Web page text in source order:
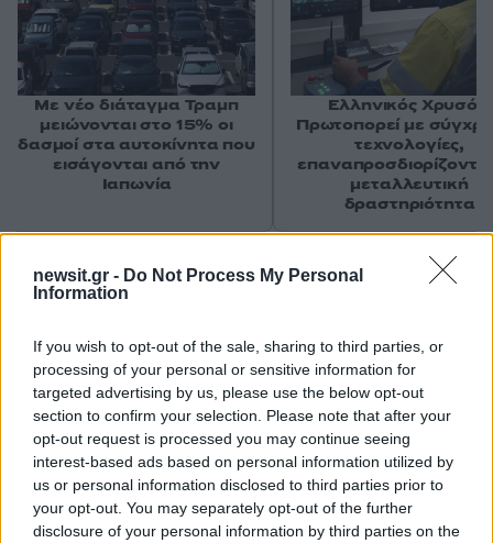
newsit.gr - Do Not Process My Personal
Information
If you wish to opt-out of the sale, sharing to third parties, or
processing of your personal or sensitive information for
targeted advertising by us, please use the below opt-out
section to confirm your selection. Please note that after your
opt-out request is processed you may continue seeing
interest-based ads based on personal information utilized by
us or personal information disclosed to third parties prior to
your opt-out. You may separately opt-out of the further
disclosure of your personal information by third parties on the
Σχόλια
Σχολίασε εδώ
50 /50
Με νέο διάταγμα Τραμπ
μειώνονται στο 15% οι
δασμοί στα αυτοκίνητα που
εισάγονται από την
Ιαπωνία
Ελληνικός Χρυσός:
Πρωτοπορεί με
τεχνολογίες,
μεταλλευτική
δραστηριότητα